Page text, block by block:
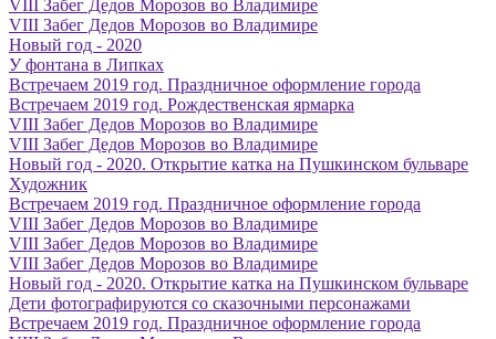
VIII Забег Дедов Морозов во Владимире
VIII Забег Дедов Морозов во Владимире
Новый год - 2020
У фонтана в Липках
Встречаем 2019 год. Праздничное оформление города
Встречаем 2019 год. Рождественская ярмарка
VIII Забег Дедов Морозов во Владимире
VIII Забег Дедов Морозов во Владимире
Новый год - 2020. Открытие катка на Пушкинском бульваре
Художник
Встречаем 2019 год. Праздничное оформление города
VIII Забег Дедов Морозов во Владимире
VIII Забег Дедов Морозов во Владимире
VIII Забег Дедов Морозов во Владимире
Новый год - 2020. Открытие катка на Пушкинском бульваре
Дети фотографируются со сказочными персонажами
Встречаем 2019 год. Праздничное оформление города